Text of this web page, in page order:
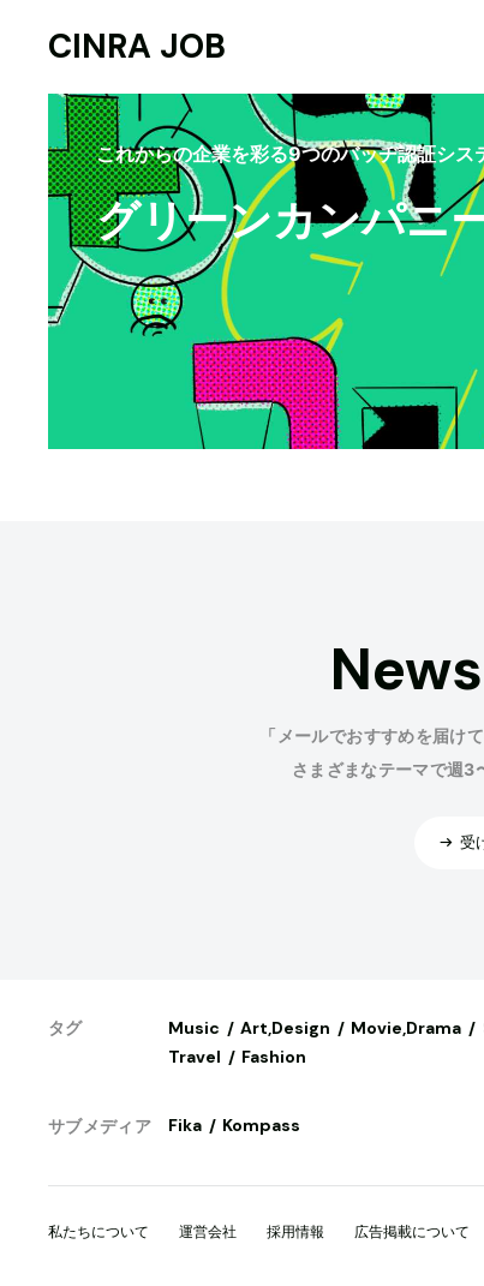
CINRA JOB
これからの企業を彩る9つのバッヂ認証シス
グリーンカンパニ
「メールでおすすめを届け
さまざまなテーマで週3
受
タグ Music Art,Design Movie,Drama
Travel
Fashion
サブメディア Fika Kompass
私たちについて 運営会社 採用情報 広告掲載について